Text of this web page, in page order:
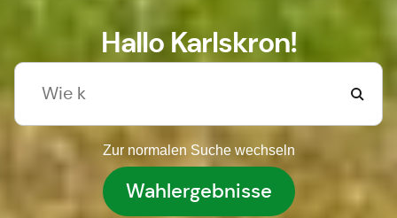
Hallo Karlskron!
Zur normalen Suche wechseln
Wahlergebnisse